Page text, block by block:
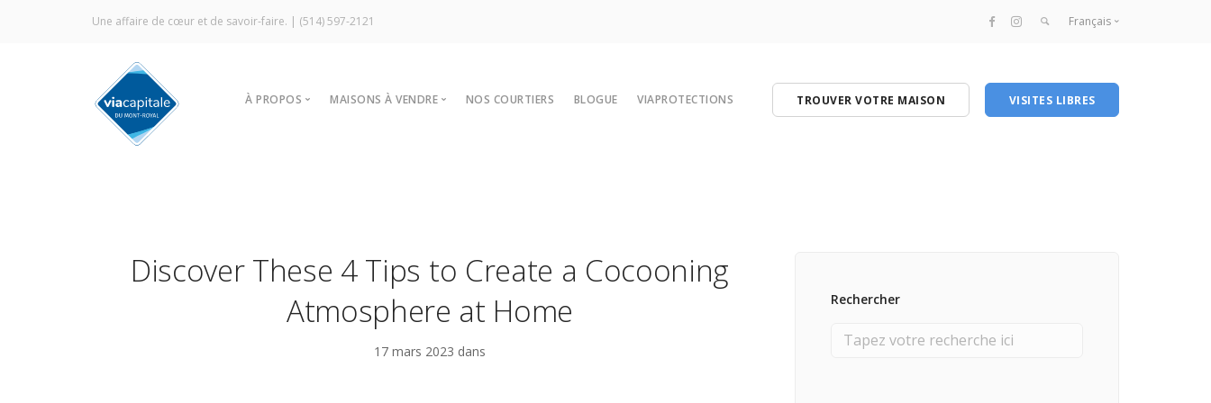
Une affaire de cœur et de savoir-faire. | (514) 597-2121 Français
English
À PROPOS
Commercial
Témoignages
MAISONS À VENDRE NOS COURTIERS BLOGUE VIAPROTECTIONS TROUVER VOTRE MAISON VISITES LIBRES
Discover These 4 Tips to Create a Cocooning
Atmosphere at Home
17 mars 2023 dans
Rechercher